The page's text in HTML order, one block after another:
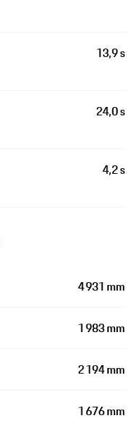
13,9 s
24,0 s
4,2 s
4 931 mm
1 983 mm
2 194 mm
1 676 mm